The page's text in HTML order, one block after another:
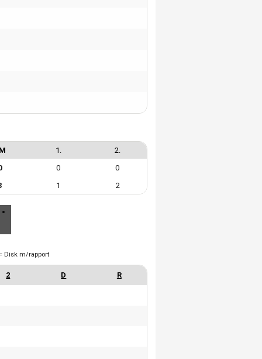
1. 2.
0
0
1 2
Disk m/rapport